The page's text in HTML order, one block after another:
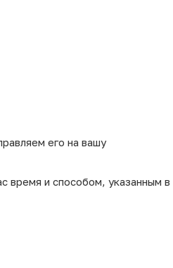
его на вашу
время и способом, указанным в